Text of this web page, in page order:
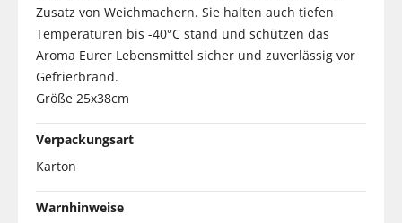
Zusatz von Weichmachern. Sie halten auch tiefen
Temperaturen bis -40°C stand und schützen das
Aroma Eurer Lebensmittel sicher und zuverlässig vor
Gefrierbrand.
Größe 25x38cm
Verpackungsart
Karton
Warnhinweise